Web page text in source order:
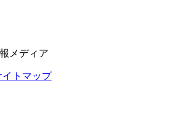
メディア
イトマップ